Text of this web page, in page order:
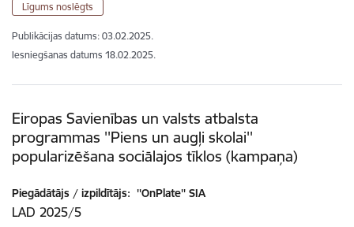
Līgums noslēgts
Publikācijas datums: 03.02.2025.
Iesniegšanas datums 18.02.2025.
Eiropas Savienības un valsts atbalsta
programmas ''Piens un augļi skolai''
popularizēšana sociālajos tīklos (kampaņa)
Piegādātājs / izpildītājs: ''OnPlate'' SIA
LAD 2025/5